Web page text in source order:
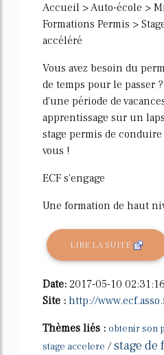
Accueil > Auto-école >
Formations Permis >
accéléré
Vous avez besoin du
de temps pour le passer
d'une période de
apprentissage sur un
stage permis de
vous !
ECF s'engage
Une formation de haut
LIRE LA SUITE
Date: 2017-05-10 02:31:16
Site : http://
Thèmes liés : obtenir son
stage accelere /stage de